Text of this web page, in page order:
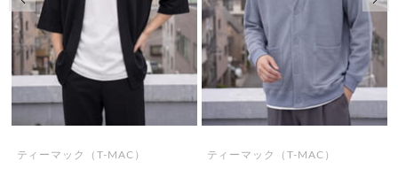
ティーマック（T-MAC） ティーマック（T-MAC）